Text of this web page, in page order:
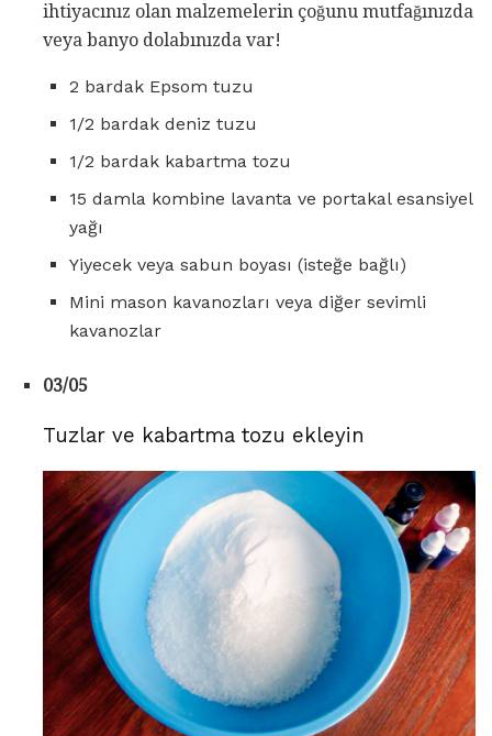
ihtiyacınız olan malzemelerin çoğunu mutfağınızda
veya banyo dolabınızda var!
2 bardak Epsom tuzu
1/2 bardak deniz tuzu
1/2 bardak kabartma tozu
15 damla kombine lavanta ve portakal esansiyel
yağı
Yiyecek veya sabun boyası (isteğe bağlı)
Mini mason kavanozları veya diğer sevimli
kavanozlar
03/05
Tuzlar ve kabartma tozu ekleyin